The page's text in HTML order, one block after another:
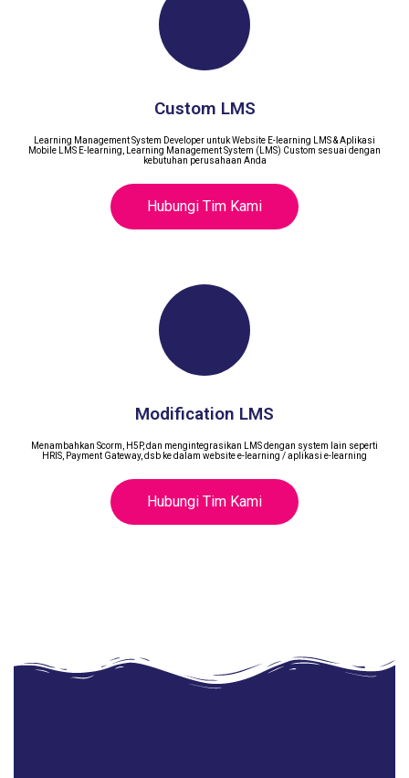
Custom LMS
Learning Management System Developer untuk Website E-learning LMS & Aplikasi
Mobile LMS E-learning, Learning Management System (LMS) Custom sesuai dengan
kebutuhan perusahaan Anda
Hubungi Tim Kami
Modification LMS
Menambahkan Scorm, H5P, dan mengintegrasikan LMS dengan system lain seperti
HRIS, Payment Gateway, dsb ke dalam website e-learning / aplikasi e-learning
Hubungi Tim Kami